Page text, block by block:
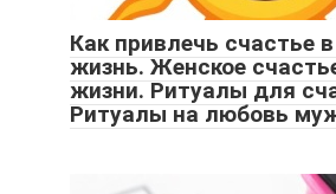
Как привлечь счастье
жизнь. Женское
жизни. Ритуалы для
Ритуалы на любовь